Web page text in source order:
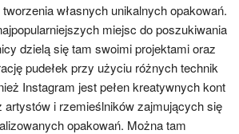
własnych unikalnych opakowań.
miejsc do poszukiwania
dzielą się tam swoimi projektami oraz
pudełek przy użyciu różnych technik
Instagram jest pełen kreatywnych kont
artystów i rzemieślników zajmujących się
opakowań. Można tam